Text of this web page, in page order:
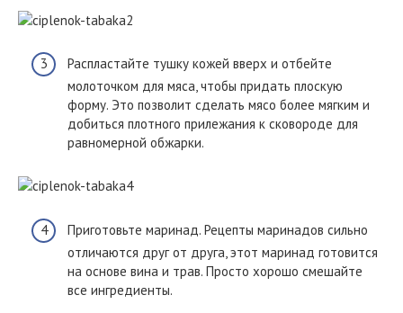
Распластайте тушку кожей вверх и отбейте
молоточком для мяса, чтобы придать плоскую
форму. Это позволит сделать мясо более мягким и
добиться плотного прилежания к сковороде для
равномерной обжарки.
Приготовьте маринад. Рецепты маринадов сильно
отличаются друг от друга, этот маринад готовится
на основе вина и трав. Просто хорошо смешайте
все ингредиенты.